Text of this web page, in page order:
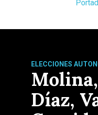
ELECCIONES
Díaz,